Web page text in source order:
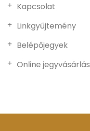
Kapcsolat
Linkgyűjtemény
Belépőjegyek
Online jegyvásárlás